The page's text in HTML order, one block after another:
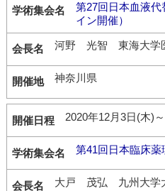
第27回日本血液
イン開催）
河野 光智 東海大学
神奈川県
2020年12月3日(木)
第41回日本臨床薬
大戸 茂弘 九州大学